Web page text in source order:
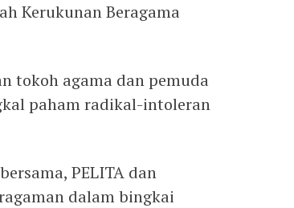
Kerukunan Beragama
tokoh agama dan pemuda
paham radikal-intoleran
PELITA dan
dalam bingkai